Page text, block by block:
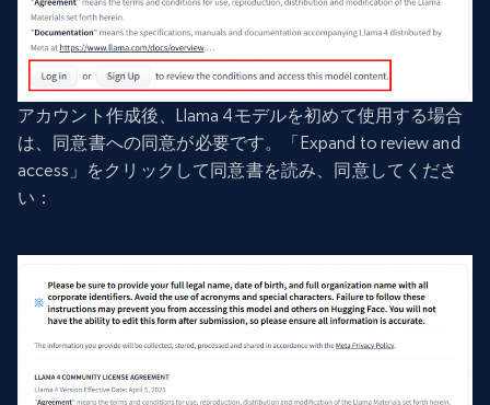
アカウント作成後、Llama 4モデルを初めて使用する場合
は、同意書への同意が必要です。「Expand to review and
access」をクリックして同意書を読み、同意してくださ
い：